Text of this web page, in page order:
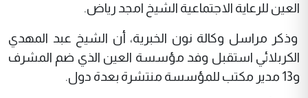
العين للرعاية الاجتماعية الشيخ امجد رياض.
وذكر مراسل وكالة نون الخبرية، أن الشيخ عبد المهدي
الكربلائي استقبل وفد مؤسسة العين الذي ضم المشرف
و13 مدير مكتب للمؤسسة منتشرة بعدة دول.